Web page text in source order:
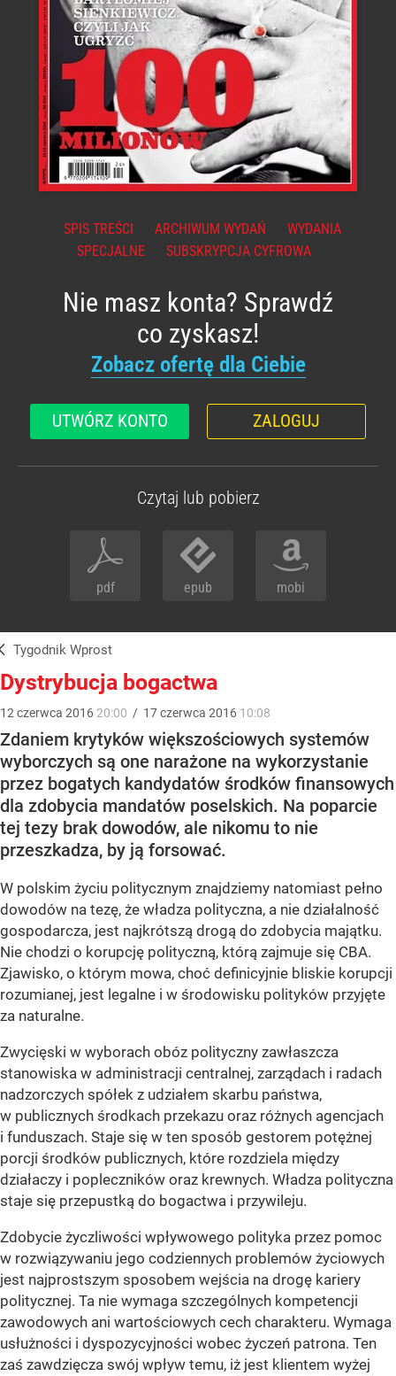
SPIS TREŚCI ARCHIWUM WYDAŃ
WYDANIA
SPECJALNE
SUBSKRYPCJA CYFROWA
Nie masz konta? Sprawdź
co zyskasz!
Zobacz ofertę dla Ciebie
UTWÓRZ KONTO ZALOGUJ
Czytaj lub pobierz
pdf epub mobi
Tygodnik Wprost
Dystrybucja bogactwa
12 czerwca 2016 20:00 / 17czerwca 2016 10:08
Zdaniem krytyków większościowych systemów
wyborczych są one narażone na wykorzystanie
przez bogatych kandydatów środków finansowych
dla zdobycia mandatów poselskich. Na poparcie
tej tezy brak dowodów, ale nikomu to nie
przeszkadza, by ją forsować.
W polskim życiu politycznym znajdziemy natomiast pełno
dowodów na tezę, że władza polityczna, a nie działalność
gospodarcza, jest najkrótszą drogą do zdobycia majątku.
Nie chodzi o korupcję polityczną, którą zajmuje się CBA.
Zjawisko, o którym mowa, choć definicyjnie bliskie korupcji
rozumianej, jest legalne i w środowisku polityków przyjęte
za naturalne.
Zwycięski w wyborach obóz polityczny zawłaszcza
stanowiska w administracji centralnej, zarządach i radach
nadzorczych spółek z udziałem skarbu państwa,
w publicznych środkach przekazu oraz różnych agencjach
i funduszach. Staje się w ten sposób gestorem potężnej
porcji środków publicznych, które rozdziela między
działaczy i popleczników oraz krewnych. Władza polityczna
staje się przepustką do bogactwa i przywileju.
Zdobycie życzliwości wpływowego polityka przez pomoc
w rozwiązywaniu jego codziennych problemów życiowych
jest najprostszym sposobem wejścia na drogę kariery
politycznej. Ta nie wymaga szczególnych kompetencji
zawodowych ani wartościowych cech charakteru. Wymaga
usłużności i dyspozycyjności wobec życzeń patrona. Ten
zaś zawdzięcza swój wpływ temu, iż jest klientem wyżej